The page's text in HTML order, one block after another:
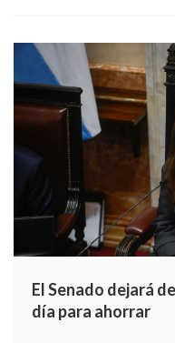
El Senado dejará
día para ahorrar